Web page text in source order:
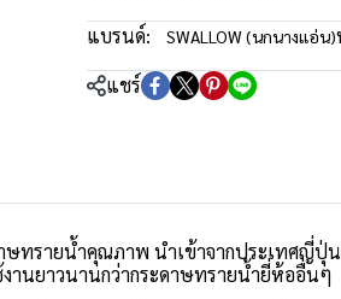
แบรนด์:
SWALLOW (นกนางแอ่น)
แชร์
ทรายน้ำคุณภาพ นำเข้าจากประเทศญี่ปุ่
านยาวนานกว่ากระดาษทรายน้ำยี่ห้ออื่นๆ